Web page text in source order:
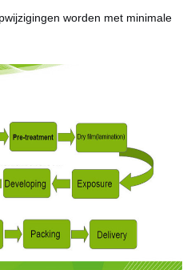
worden met minimale